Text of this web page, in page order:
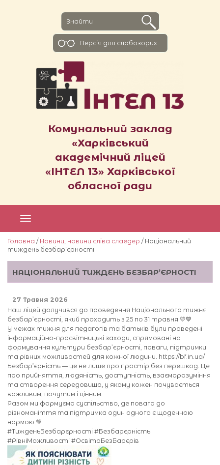
Комунальний заклад
«Харківський
академічний ліцей
«ІНТЕЛ 13» Харківської
обласної ради
Версiя для слабозорих
Головна / Новини новини сліва слаедер / Національний
тиждень безбар’єрності
НАЦІОНАЛЬНИЙ ТИЖДЕНЬ БЕЗБАР’ЄРНОСТІ
27 Травня 2026
Наш ліцей долучився до проведення Національного тижня
безбар’єрності, який проходить з 25 по 31 травня 💛💙
У межах тижня для педагогів та батьків були проведені
інформаційно-просвітницькі заходи, спрямовані на
формування культури безбар’єрності, поваги, підтримки
та рівних можливостей для кожної людини. https://bf.in.ua/
Безбар’єрність — це не лише про простір без перешкод. Це
про прийняття, людяність, доступність, взаєморозуміння
та створення середовища, у якому кожен почувається
важливим, почутим і цінним.
Разом ми формуємо суспільство, де повага до
різноманіття та підтримка один одного є щоденною
нормою 💚
#ТижденьБезбарєрності #Безбарєрність
#РівніМожливості #ОсвітаБезБарєрів